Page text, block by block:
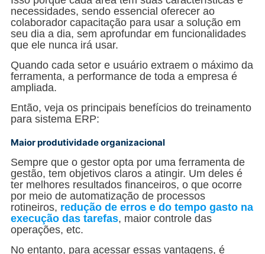
necessidades, sendo essencial oferecer ao
colaborador capacitação para usar a solução em
seu dia a dia, sem aprofundar em funcionalidades
que ele nunca irá usar.
Quando cada setor e usuário extraem o máximo da
ferramenta, a performance de toda a empresa é
ampliada.
Então, veja os principais benefícios do treinamento
para sistema ERP:
Maior produtividade organizacional
Sempre que o gestor opta por uma ferramenta de
gestão, tem objetivos claros a atingir. Um deles é
ter melhores resultados financeiros, o que ocorre
por meio de automatização de processos
rotineiros, redução de erros e do tempo gasto na
execução das tarefas, maior controle das
operações, etc.
No entanto, para acessar essas vantagens, é